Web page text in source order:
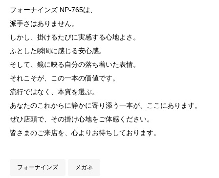
フォーナインズ NP-765は、
派手さはありません。
しかし、掛けるたびに実感する心地よさ。
ふとした瞬間に感じる安心感。
そして、鏡に映る自分の落ち着いた表情。
それこそが、この一本の価値です。
流行ではなく、本質を選ぶ。
あなたのこれからに静かに寄り添う一本が、ここにあります。
ぜひ店頭で、その掛け心地をご体感ください。
皆さまのご来店を、心よりお待ちしております。
フォーナインズ メガネ